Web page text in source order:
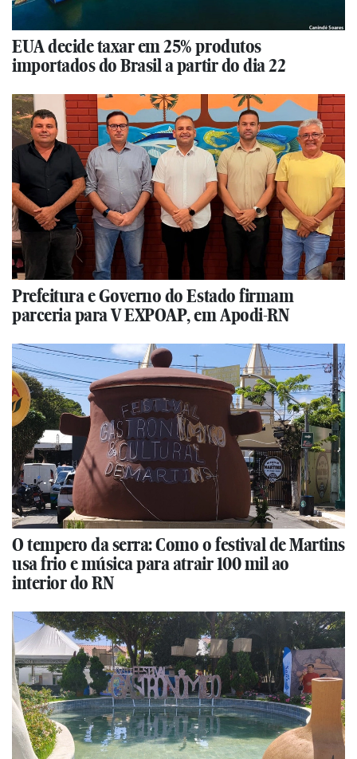
EUA decide taxar em 25% produtos
importados do Brasil a partir do dia 22
Prefeitura e Governo do Estado firmam
parceria para V EXPOAP, em Apodi-RN
O tempero da serra: Como o festival de Martins
usa frio e música para atrair 100 mil ao
interior do RN